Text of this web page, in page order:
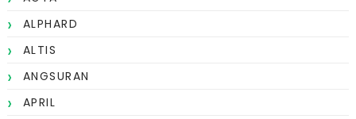
ALPHARD
ALTIS
ANGSURAN
APRIL